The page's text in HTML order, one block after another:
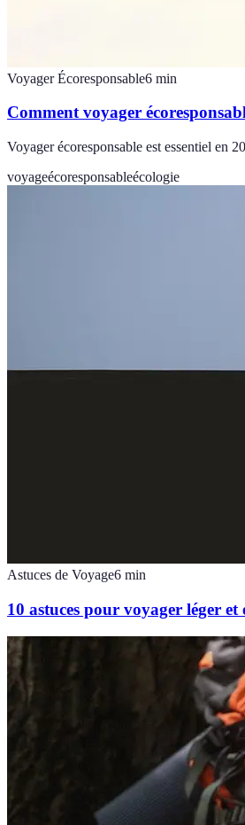
Voyager Écoresponsable6 min
Comment voyager
Voyager écoresponsable est essentiel en
voyageécoresponsableécologie
Astuces de Voyage6 min
10 astuces pour voyager léger et